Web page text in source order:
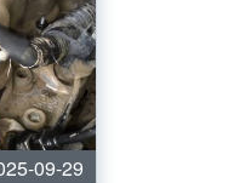
09-29